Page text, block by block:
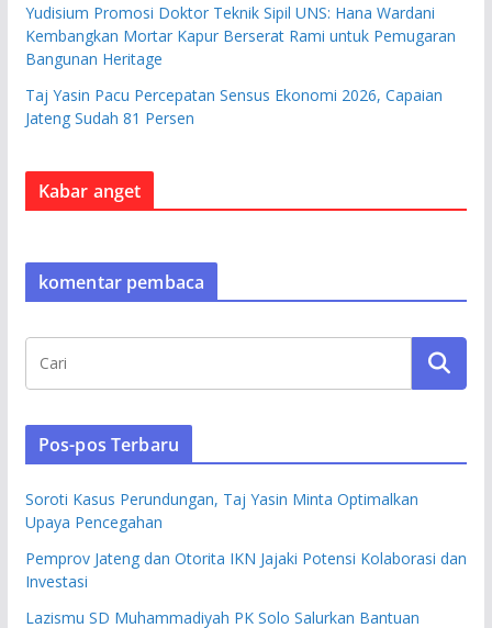
Yudisium Promosi Doktor Teknik Sipil UNS: Hana Wardani
Kembangkan Mortar Kapur Berserat Rami untuk Pemugaran
Bangunan Heritage
Taj Yasin Pacu Percepatan Sensus Ekonomi 2026, Capaian
Jateng Sudah 81 Persen
Kabar anget
komentar pembaca
Pos-pos Terbaru
Soroti Kasus Perundungan, Taj Yasin Minta Optimalkan
Upaya Pencegahan
Pemprov Jateng dan Otorita IKN Jajaki Potensi Kolaborasi dan
Investasi
Lazismu SD Muhammadiyah PK Solo Salurkan Bantuan